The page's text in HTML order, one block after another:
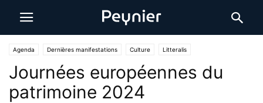
Agenda Dernières manifestations Culture Litteralis
Journées européennes du
patrimoine 2024